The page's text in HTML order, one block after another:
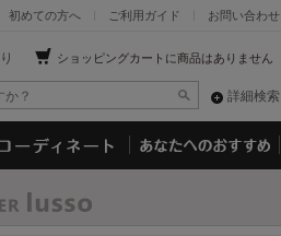
お問い合わせ
ご利用ガイド
初めての方へ
ショッピングカートに商品はありません
詳細検索